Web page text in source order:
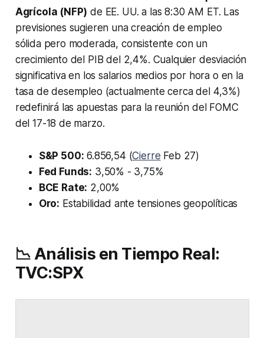
Agrícola (NFP) de EE. UU. a las 8:30 AM ET. Las
previsiones sugieren una creación de empleo
sólida pero moderada, consistente con un
crecimiento del PIB del 2,4%. Cualquier desviación
significativa en los salarios medios por hora o en la
tasa de desempleo (actualmente cerca del 4,3%)
redefinirá las apuestas para la reunión del FOMC
del 17-18 de marzo.
S&P 500: 6.856,54 (Cierre Feb 27)
Fed Funds: 3,50% - 3,75%
BCE Rate: 2,00%
Oro: Estabilidad ante tensiones geopolíticas
📉 Análisis en Tiempo Real:
TVC:SPX